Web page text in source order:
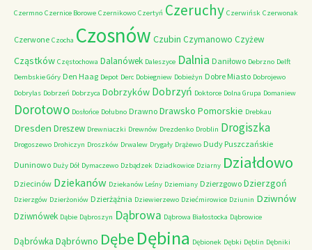
Czermno Czernice Borowe Czernikowo Czertyń Czeruchy Czerwińsk Czerwonak
Czerwone Czocha Czosnów Czubin Czymanowo Czyżew
Cząstków Częstochowa Dalanówek Daleszyce Dalnia Daniłowo Debrzno Delft
Dembskie Góry Den Haag Depot Derc Dobiegniew Dobieżyn Dobre Miasto Dobrojewo
Dobrylas Dobrzeń Dobrzyca Dobrzyków Dobrzyń Doktorce Dolna Grupa Domaniew
Dorotowo Dosłońce Dołubno Drawno Drawsko Pomorskie Drebkau
Dresden Dreszew Drewniaczki Drewnów Drezdenko Droblin Drogiszka
Drogoszewo Drohiczyn Droszków Drwalew Drygały Drążewo Dudy Puszczańskie
Duninowo Duży Dół Dymaczewo Dzbądzek Dziadkowice Dziarny Działdowo
Dziecinów Dziekanów Dziekanów Leśny Dziemiany Dzierzgowo Dzierzgoń
Dzierzgów Dzierżoniów Dzierżążnia Dziewierzewo Dziećmirowice Dziunin Dziwnów
Dziwnówek Dąbie Dąbroszyn Dąbrowa Dąbrowa Białostocka Dąbrowice
Dąbrówka Dąbrówno Dębe Dębina Dębionek Dębki Dęblin Dębniki